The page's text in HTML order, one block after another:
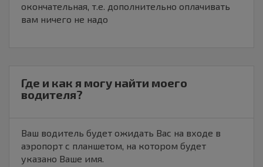
окончательная, т.е. дополнительно оплачивать
вам ничего не надо
Где и как я могу найти моего
водителя?
Ваш водитель будет ожидать Вас на входе в
аэропорт с планшетом, на котором будет
указано Ваше имя.